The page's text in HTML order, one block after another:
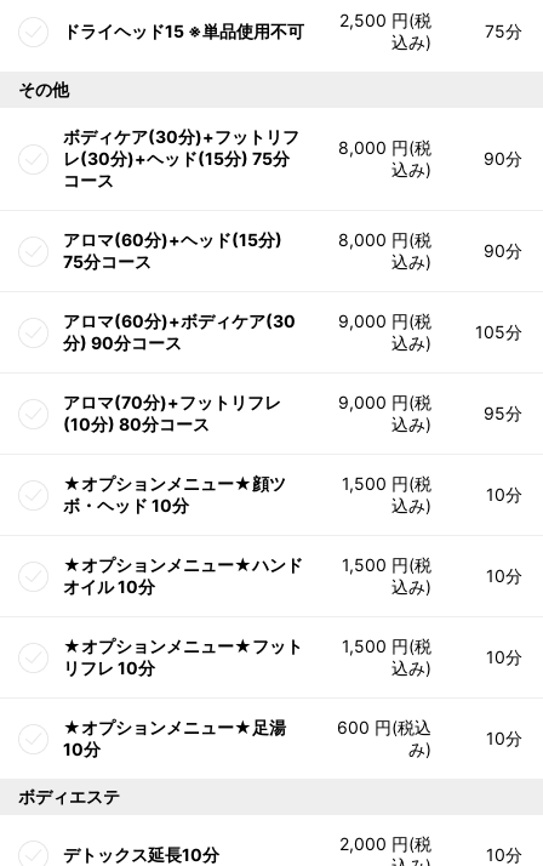
ドライヘッド15 ※単品使用不可
2,500 円(税
込み)
75分
その他
ボディケア(30分)+フットリフ
レ(30分)+ヘッド(15分) 75分
コース
8,000 円(税
込み)
90分
アロマ(60分)+ヘッド(15分)
75分コース
8,000 円(税
込み)
90分
アロマ(60分)+ボディケア(30
分) 90分コース
9,000 円(税
込み)
105分
アロマ(70分)+フットリフレ
(10分) 80分コース
9,000 円(税
込み)
95分
★オプションメニュー★顔ツ
ボ・ヘッド 10分
1,500 円(税
込み)
10分
★オプションメニュー★ハンド
オイル 10分
1,500 円(税
込み)
10分
★オプションメニュー★フット
リフレ 10分
1,500 円(税
込み)
10分
★オプションメニュー★足湯
10分
600 円(税込
み)
10分
ボディエステ
デトックス延長10分
2,000 円(税
10分